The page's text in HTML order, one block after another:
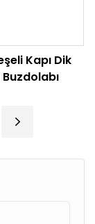
Kapı Dik
Buzdolabı